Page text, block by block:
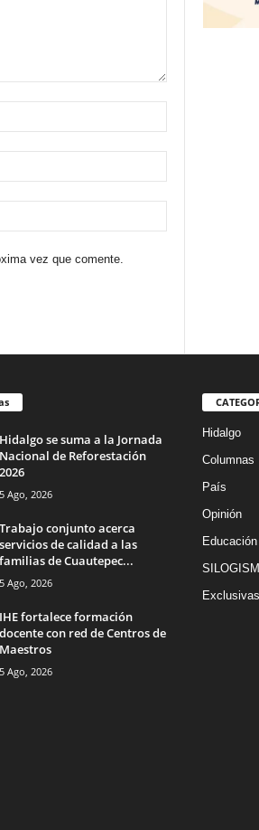
vez que comente.
Hidalgo se suma a la Jornada
Nacional de Reforestación
2026
5 Ago, 2026
Trabajo conjunto acerca
servicios de calidad a las
familias de Cuautepec...
5 Ago, 2026
IHE fortalece formación
docente con red de Centros de
Maestros
5 Ago, 2026
Hidalgo
Columnas
País
Opinión
Educación
Exclusivas